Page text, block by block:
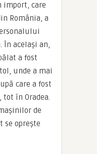
import, care
România, a
În același an,
a fost
unde a mai
care a fost
în Oradea.
de
se oprește